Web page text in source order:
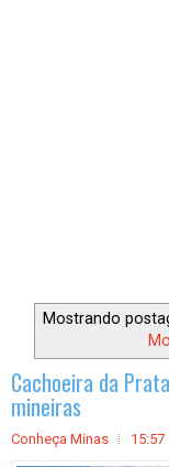
Mostrando
Cachoeira da
mineiras
Conheça Minas 15:57